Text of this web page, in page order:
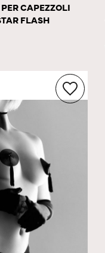
CAPEZZOLI
FLASH